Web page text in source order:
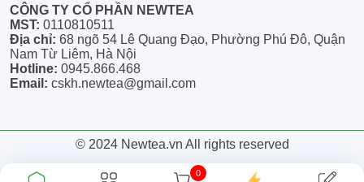
0
CÔNG TY CỔ PHẦN NEWTEA
MST: 0110810511
Địa chỉ: 68 ngõ 54 Lê Quang Đạo, Phường Phú Đô, Quận
Nam Từ Liêm, Hà Nội
Hotline: 0945.866.468
Email: cskh.newtea@gmail.com
© 2024 Newtea.vn All rights reserved